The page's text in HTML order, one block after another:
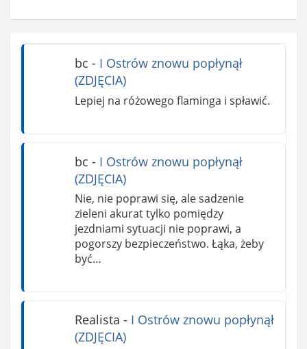
bc - I Ostrów znowu popłynął
(ZDJĘCIA)
Lepiej na różowego flaminga i spławić.
bc - I Ostrów znowu popłynął
(ZDJĘCIA)
Nie, nie poprawi się, ale sadzenie
zieleni akurat tylko pomiędzy
jezdniami sytuacji nie poprawi, a
pogorszy bezpieczeństwo. Łąka, żeby
być…
Realista - I Ostrów znowu popłynął
(ZDJĘCIA)